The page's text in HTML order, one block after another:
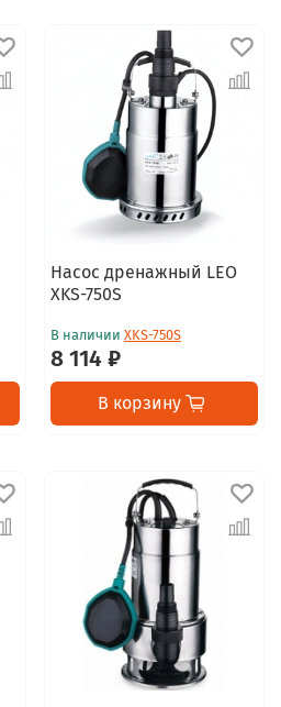
Насос дренажный LEO
XKS-750S
В наличии XKS-750S
8 114 ₽
В корзину